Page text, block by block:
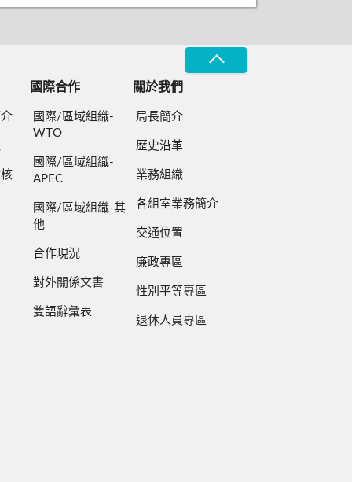
國際合作
國際/區域組織-
WTO
國際/區域組織-
APEC
國際/區域組織-其
他
合作現況
對外關係文書
雙語辭彙表
關於我們
局長簡介
歷史沿革
業務組織
各組室業務簡介
交通位置
廉政專區
性別平等專區
退休人員專區